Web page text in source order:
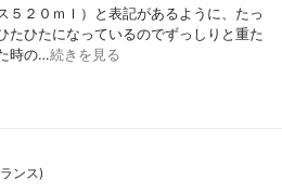
５２０ｍｌ）と表記があるように、たっ
たひたになっているのでずっしりと重た
時の…続きを見る
ンス)